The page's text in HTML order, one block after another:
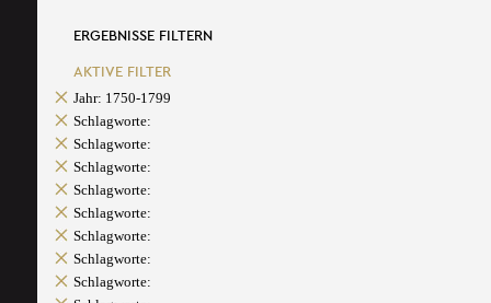
ERGEBNISSE FILTERN
AKTIVE FILTER
Jahr: 1750-1799
Schlagworte:
Schlagworte:
Schlagworte:
Schlagworte:
Schlagworte:
Schlagworte:
Schlagworte:
Schlagworte: